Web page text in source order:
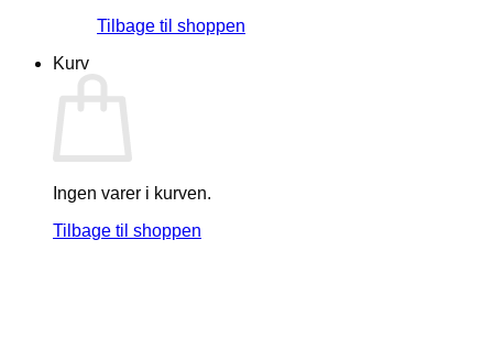
Tilbage til shoppen
Kurv
Ingen varer i kurven.
Tilbage til shoppen